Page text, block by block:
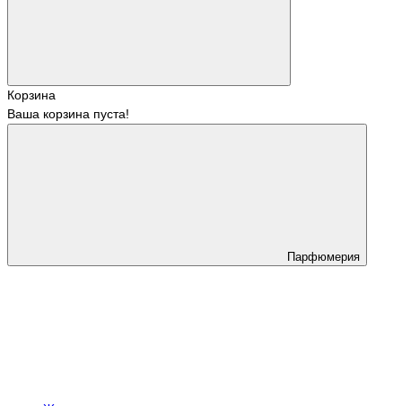
Корзина
Ваша корзина пуста!
Парфюмерия